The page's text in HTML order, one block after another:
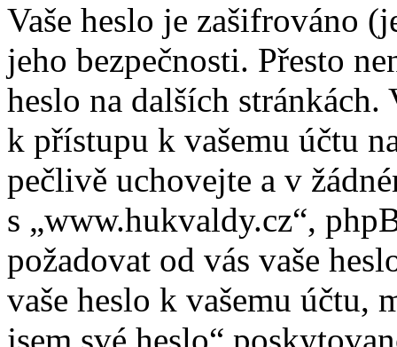
Vaše heslo je zašifrováno
jeho bezpečnosti. Přesto
heslo na dalších stránkách.
k přístupu k vašemu účtu
pečlivě uchovejte a v
s „www.hukvaldy.cz“,
požadovat od vás vaše
vaše heslo k vašemu účtu,